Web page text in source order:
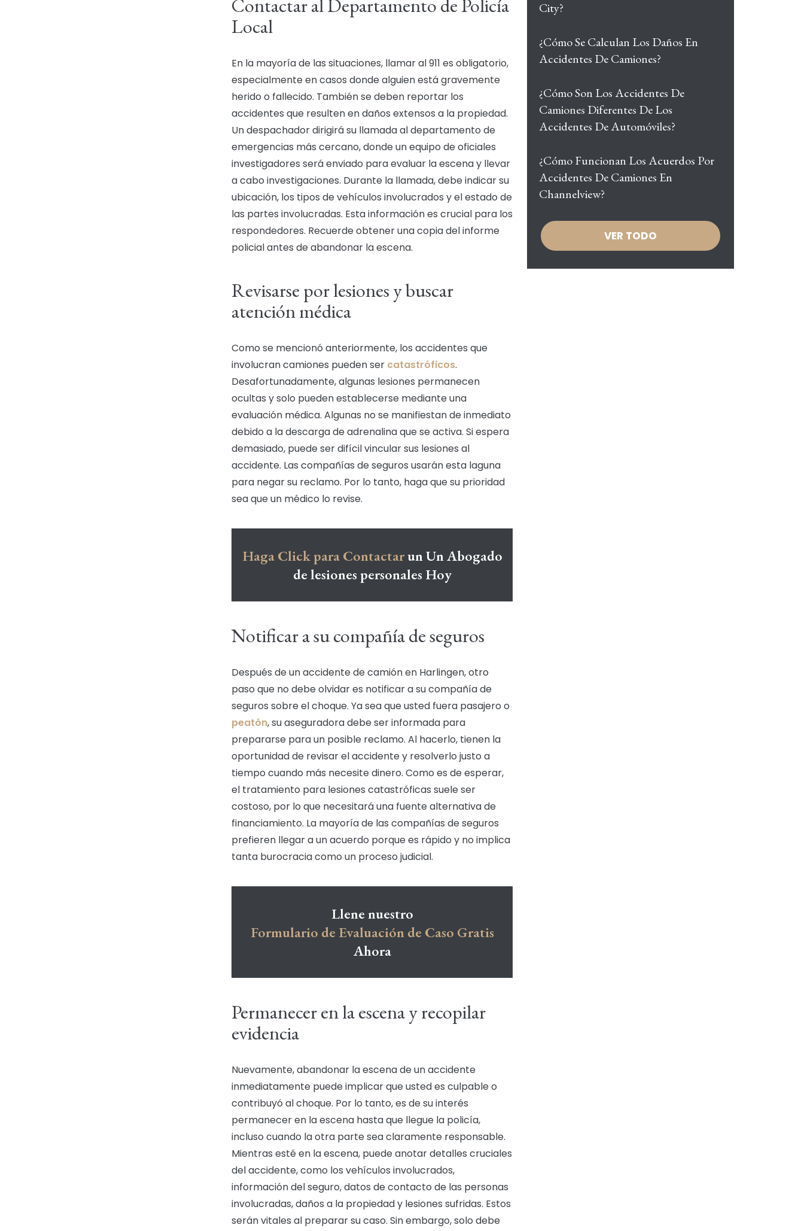
Contactar al Departamento de Policía
Local
En la mayoría de las situaciones, llamar al 911 es obligatorio,
especialmente en casos donde alguien está gravemente
herido o fallecido. También se deben reportar los
accidentes que resulten en daños extensos a la propiedad.
Un despachador dirigirá su llamada al departamento de
emergencias más cercano, donde un equipo de oficiales
investigadores será enviado para evaluar la escena y llevar
a cabo investigaciones. Durante la llamada, debe indicar su
ubicación, los tipos de vehículos involucrados y el estado de
las partes involucradas. Esta información es crucial para los
respondedores. Recuerde obtener una copia del informe
policial antes de abandonar la escena.
Revisarse por lesiones y buscar
atención médica
Como se mencionó anteriormente, los accidentes que
involucran camiones pueden ser catastróficos.
Desafortunadamente, algunas lesiones permanecen
ocultas y solo pueden establecerse mediante una
evaluación médica. Algunas no se manifiestan de inmediato
debido a la descarga de adrenalina que se activa. Si espera
demasiado, puede ser difícil vincular sus lesiones al
accidente. Las compañías de seguros usarán esta laguna
para negar su reclamo. Por lo tanto, haga que su prioridad
sea que un médico lo revise.
Haga Click para Contactarun Un Abogado
de lesiones personales Hoy
Notificar a su compañía de seguros
Después de un accidente de camión en Harlingen, otro
paso que no debe olvidar es notificar a su compañía de
seguros sobre el choque. Ya sea que usted fuera pasajero o
peatón, su aseguradora debe ser informada para
prepararse para un posible reclamo. Al hacerlo, tienen la
oportunidad de revisar el accidente y resolverlo justo a
tiempo cuando más necesite dinero. Como es de esperar,
el tratamiento para lesiones catastróficas suele ser
costoso, por lo que necesitará una fuente alternativa de
financiamiento. La mayoría de las compañías de seguros
prefieren llegar a un acuerdo porque es rápido y no implica
tanta burocracia como un proceso judicial.
Llene nuestro
Formulario de Evaluación de Caso Gratis
Ahora
Permanecer en la escena y recopilar
evidencia
Nuevamente, abandonar la escena de un accidente
inmediatamente puede implicar que usted es culpable o
contribuyó al choque. Por lo tanto, es de su interés
permanecer en la escena hasta que llegue la policía,
incluso cuando la otra parte sea claramente responsable.
Mientras esté en la escena, puede anotar detalles cruciales
del accidente, como los vehículos involucrados,
información del seguro, datos de contacto de las personas
involucradas, daños a la propiedad y lesiones sufridas. Estos
serán vitales al preparar su caso. Sin embargo, solo debe
City?
¿Cómo Se Calculan Los Daños En
Accidentes De Camiones?
¿Cómo Son Los Accidentes De
Camiones Diferentes De Los
Accidentes De Automóviles?
¿Cómo Funcionan Los Acuerdos Por
Accidentes De Camiones En
Channelview?
VER TODO